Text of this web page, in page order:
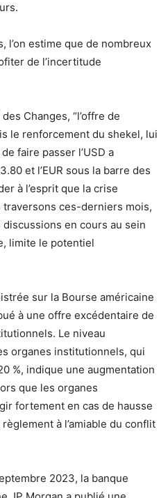
l’on estime que de nombreux
de l’incertitude
Changes, “l’offre de
le renforcement du shekel, lui
faire passer l’USD a
et l’EUR sous la barre des
à l’esprit que la crise
ces-derniers mois,
en cours au sein
limite le potentiel
sur la Bourse américaine
à une offre excédentaire de
Le niveau
organes institutionnels, qui
%, indique une augmentation
que les organes
fortement en cas de hausse
à l’amiable du conflit
2023, la banque